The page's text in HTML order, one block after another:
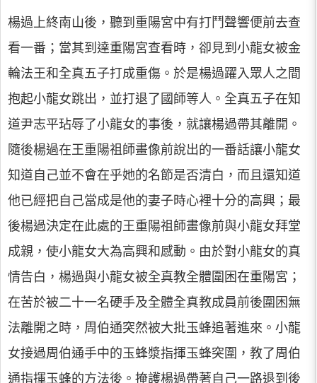
楊過上終南山後，聽到重陽宮中有打鬥聲響便前去查
看一番；當其到達重陽宮查看時，卻見到小龍女被金
輪法王和全真五子打成重傷。於是楊過躍入眾人之間
抱起小龍女跳出，並打退了國師等人。全真五子在知
道尹志平玷辱了小龍女的事後，就讓楊過帶其離開。
隨後楊過在王重陽祖師畫像前說出的一番話讓小龍女
知道自己並不會在乎她的名節是否清白，而且還知道
他已經把自己當成是他的妻子時心裡十分的高興；最
後楊過決定在此處的王重陽祖師畫像前與小龍女拜堂
成親，使小龍女大為高興和感動。由於對小龍女的真
情告白，楊過與小龍女被全真教全體圍困在重陽宮；
在苦於被二十一名硬手及全體全真教成員前後圍困無
法離開之時，周伯通突然被大批玉蜂追著進來。小龍
女接過周伯通手中的玉蜂漿指揮玉蜂突圍，教了周伯
通指揮玉蜂的方法後。掩護楊過帶著自己一路退到後